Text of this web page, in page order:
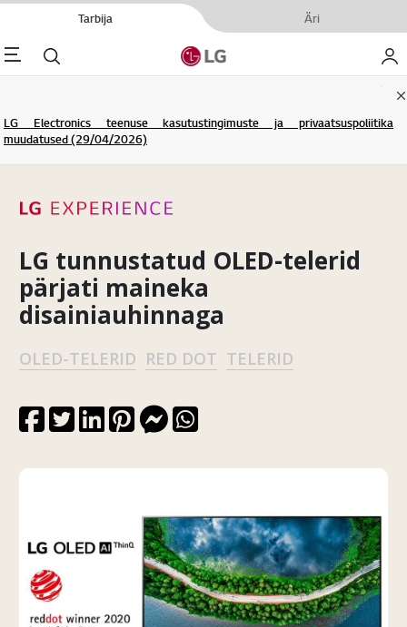
Tarbija Äri
Otsi
LG Electronics teenuse kasutustingimuste ja privaatsuspoliitika
muudatused (29/04/2026)
LG tunnustatud OLED-telerid
pärjati maineka
disainiauhinnaga
OLED-TELERID RED DOT TELERID